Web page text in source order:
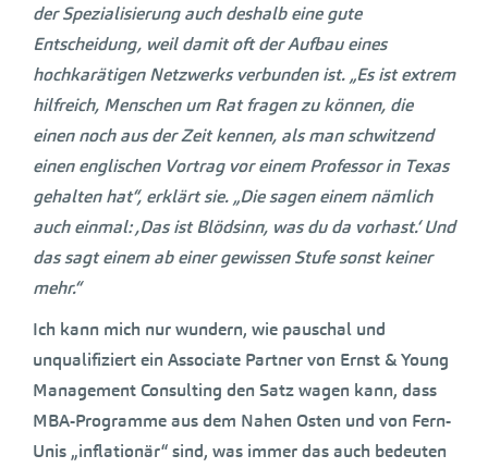
der Spezialisierung auch deshalb eine gute
Entscheidung, weil damit oft der Aufbau eines
hochkarätigen Netzwerks verbunden ist. „Es ist extrem
hilfreich, Menschen um Rat fragen zu können, die
einen noch aus der Zeit kennen, als man schwitzend
einen englischen Vortrag vor einem Professor in Texas
gehalten hat“, erklärt sie. „Die sagen einem nämlich
auch einmal: ,Das ist Blödsinn, was du da vorhast.‘ Und
das sagt einem ab einer gewissen Stufe sonst keiner
mehr.“
Ich kann mich nur wundern, wie pauschal und
unqualifiziert ein Associate Partner von Ernst & Young
Management Consulting den Satz wagen kann, dass
MBA-Programme aus dem Nahen Osten und von Fern-
Unis „inflationär“ sind, was immer das auch bedeuten